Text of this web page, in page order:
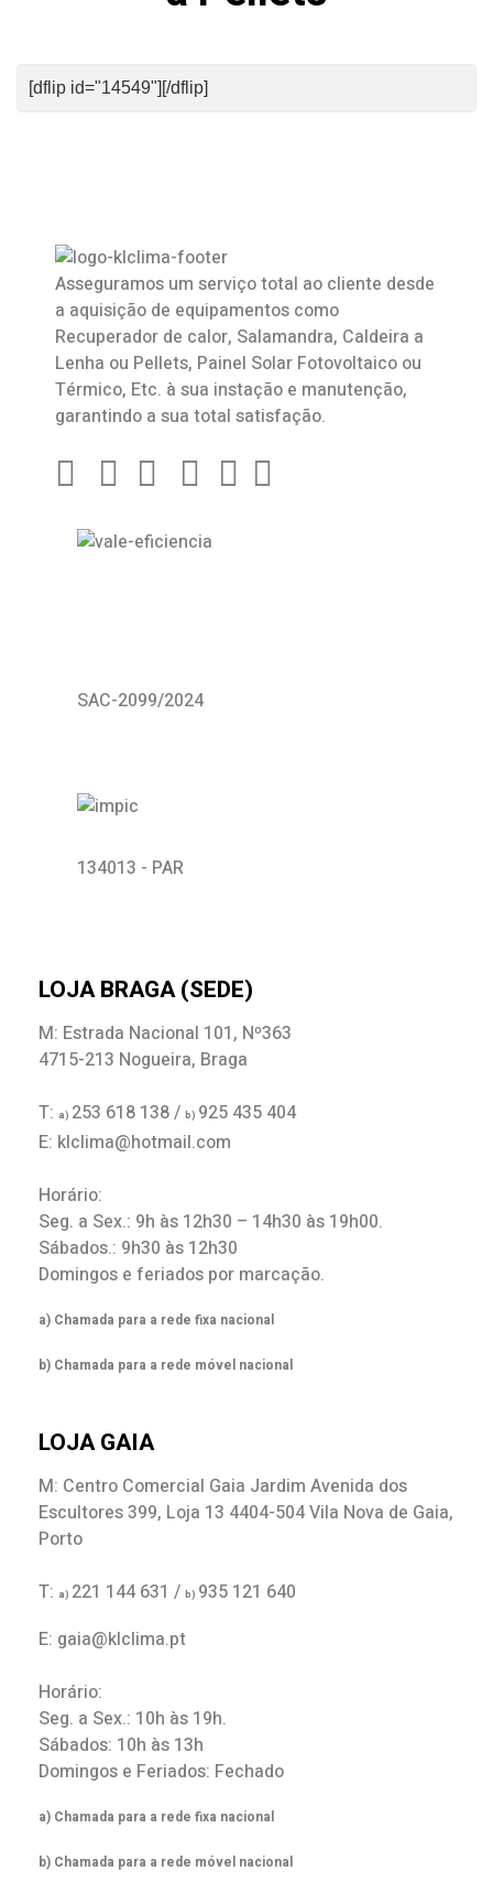
[dflip id="14549"][/dflip]
Asseguramos um serviço total ao cliente desde
a aquisição de equipamentos como
Recuperador de calor, Salamandra, Caldeira a
Lenha ou Pellets, Painel Solar Fotovoltaico ou
Térmico, Etc. à sua instação e manutenção,
garantindo a sua total satisfação.
SAC-2099/2024
134013 - PAR
LOJA BRAGA (SEDE)
M: Estrada Nacional 101, Nº363
4715-213 Nogueira, Braga
T: a) 253 618 138 / b) 925 435 404
E: klclima@hotmail.com
Horário:
Seg. a Sex.: 9h às 12h30 – 14h30 às 19h00.
Sábados.: 9h30 às 12h30
Domingos e feriados por marcação.
a) Chamada para a rede fixa nacional
b) Chamada para a rede móvel nacional
LOJA GAIA
M: Centro Comercial Gaia Jardim Avenida dos
Escultores 399, Loja 13 4404-504 Vila Nova de Gaia,
Porto
T: a) 221 144 631 / b) 935 121 640
E: gaia@klclima.pt
Horário:
Seg. a Sex.: 10h às 19h.
Sábados: 10h às 13h
Domingos e Feriados: Fechado
a) Chamada para a rede fixa nacional
b) Chamada para a rede móvel nacional